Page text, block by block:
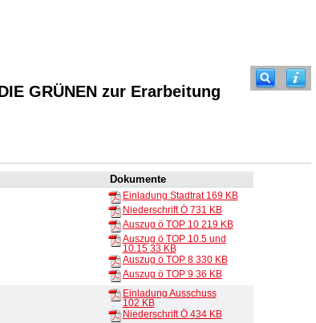
GRÜNEN zur Erarbeitung
Dokumente
Einladung Stadtrat 169 KB
Niederschrift Ö 731 KB
Auszug ö TOP 10 219 KB
Auszug ö TOP 10.5 und
10.15 33 KB
Auszug ö TOP 8 330 KB
Auszug ö TOP 9 36 KB
Einladung Ausschuss
102 KB
Niederschrift Ö 434 KB